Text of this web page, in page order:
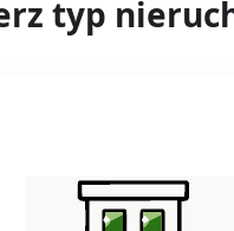
typ